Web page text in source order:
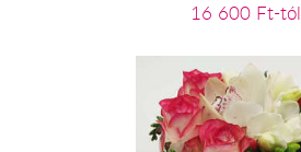
16 600 Ft-tól